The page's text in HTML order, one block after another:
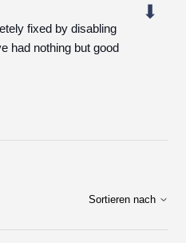
fixed by disabling
had nothing but good
Sortieren nach